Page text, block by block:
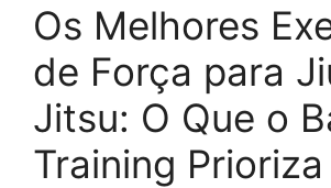
Os Melhores
de Força para
Jitsu: O Que o
Training Prioriza